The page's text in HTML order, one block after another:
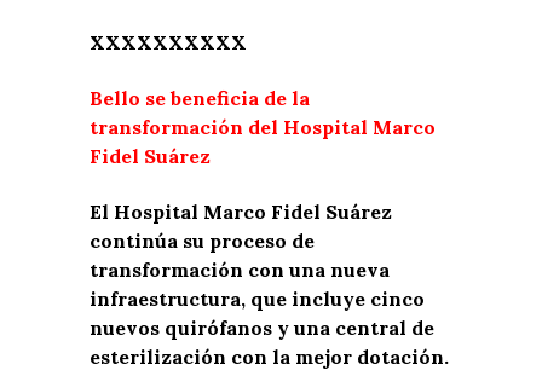
XXXXXXXXXX
Bello se beneficia de la
transformación del Hospital Marco
Fidel Suárez
El Hospital Marco Fidel Suárez
continúa su proceso de
transformación con una nueva
infraestructura, que incluye cinco
nuevos quirófanos y una central de
esterilización con la mejor dotación.